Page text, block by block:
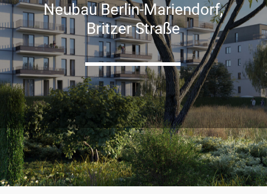
Neubau Berlin-Mariendorf,
Britzer Straße